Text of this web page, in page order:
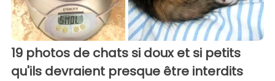
19 photos de chats si doux et si petits
qu'ils devraient presque être interdits